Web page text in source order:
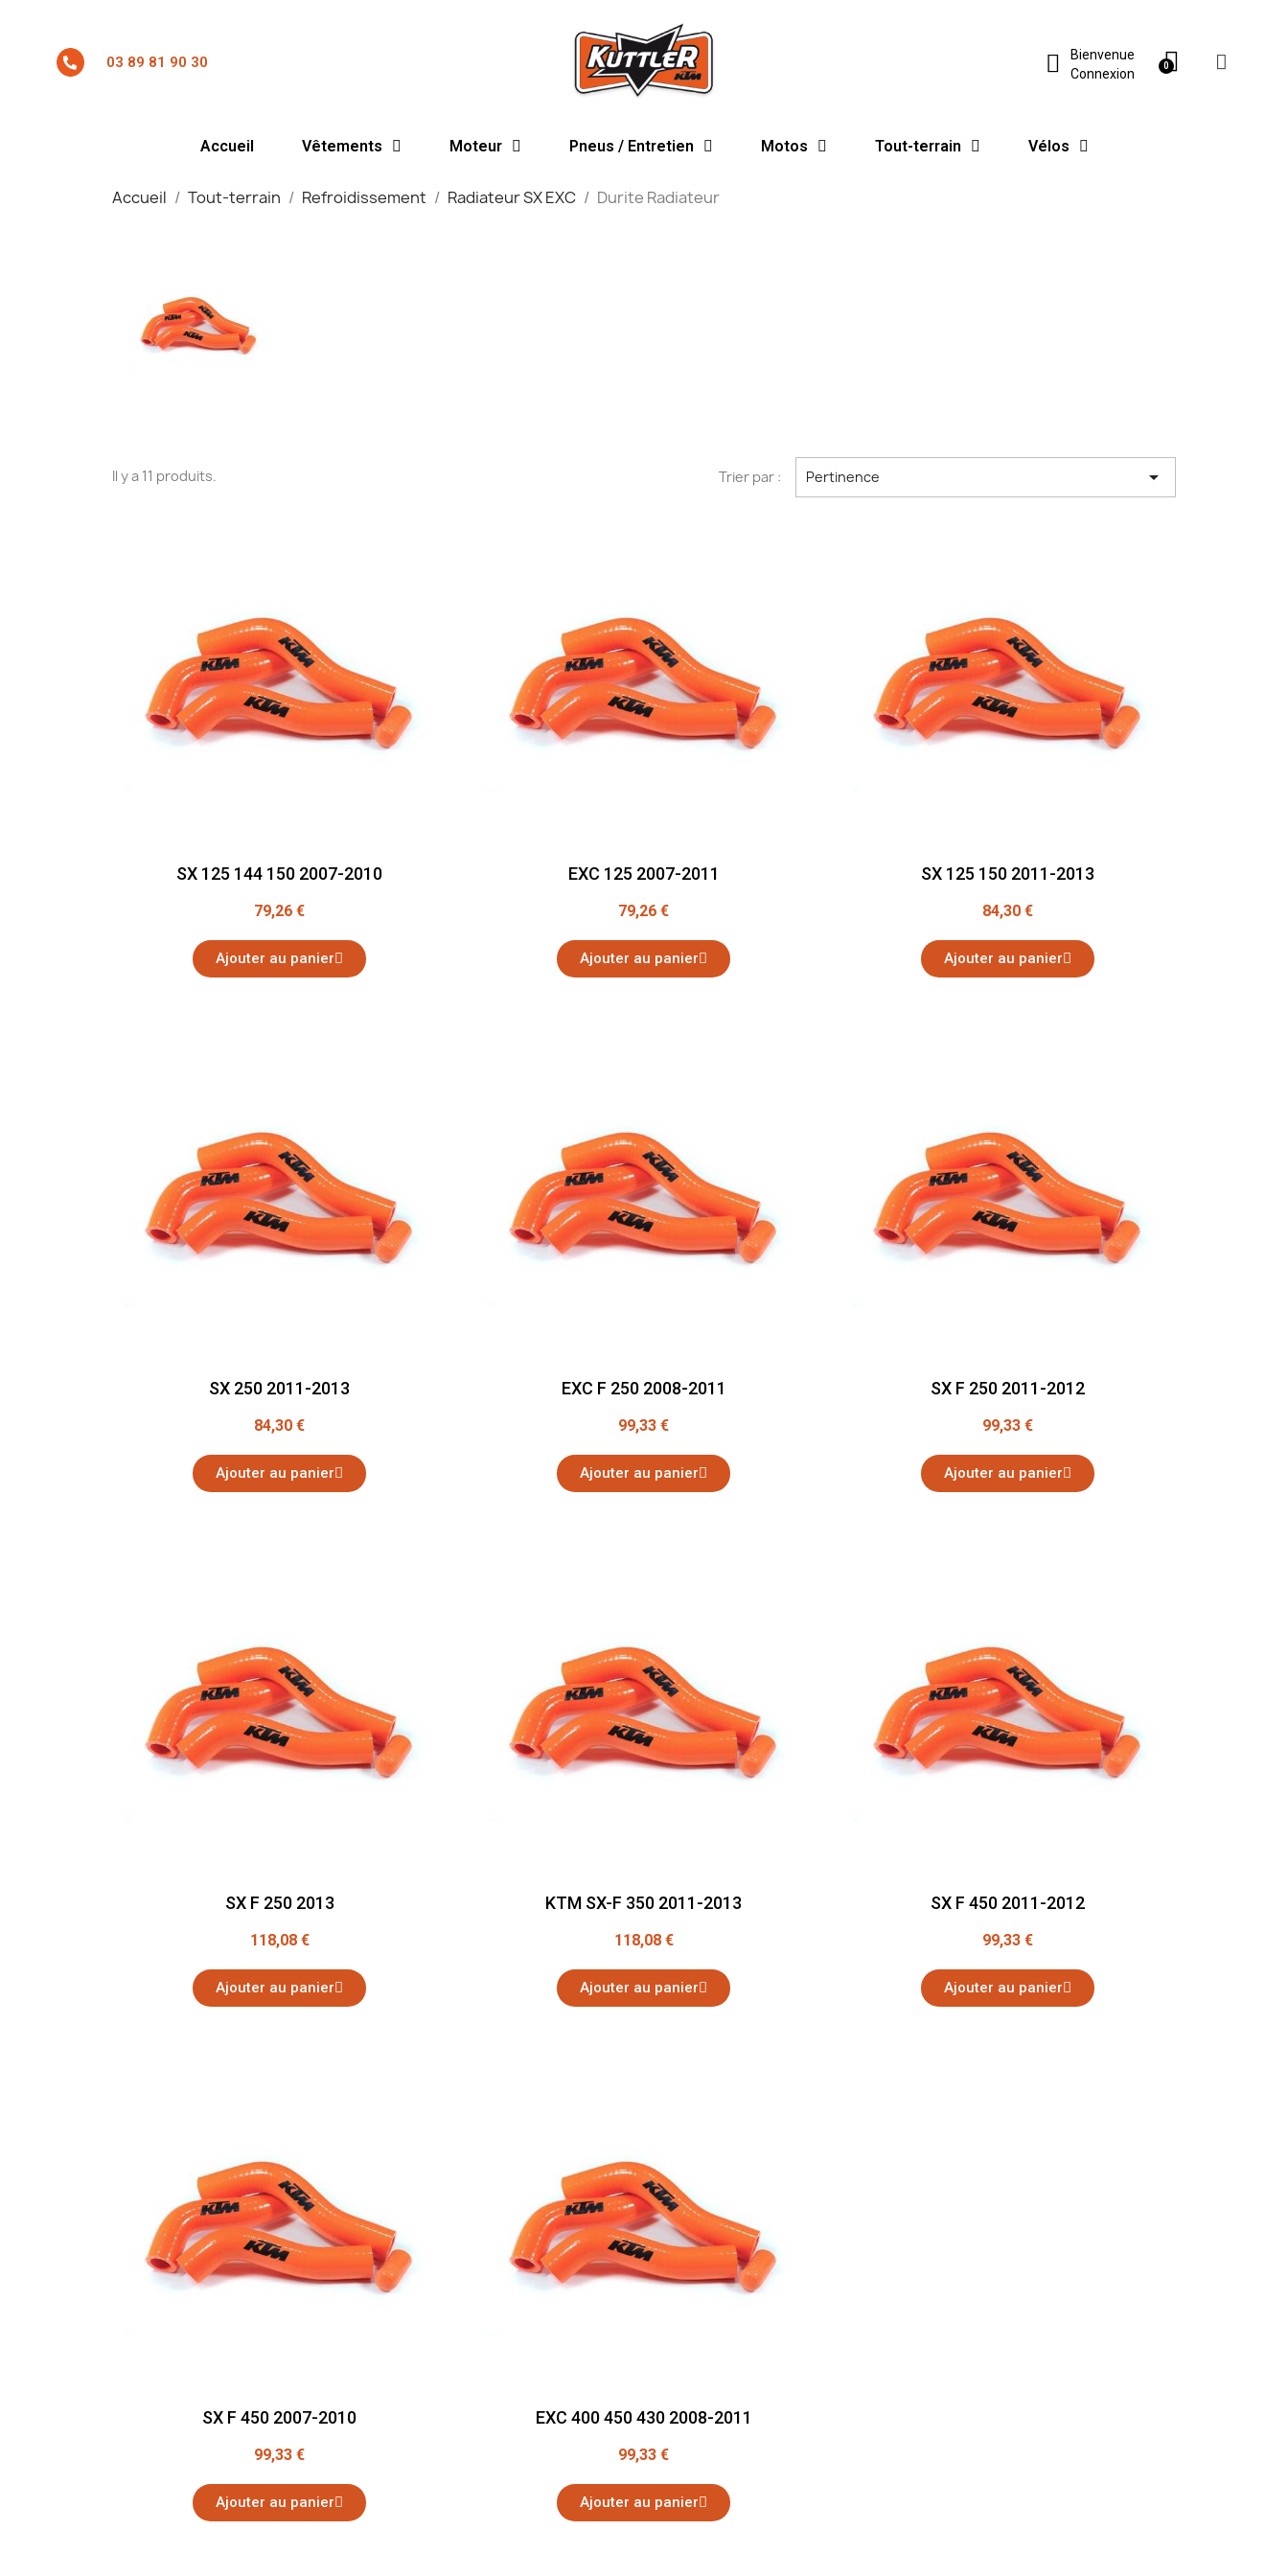
03 89 81 90 30
Bienvenue
Connexion
Accueil Vêtements Moteur Pneus / Entretien Motos Tout-terrain Vélos
Accueil Tout-terrain Refroidissement Radiateur SX EXC Durite Radiateur
Il y a 11 produits. Trier par : Pertinence 
SX 125 144 150 2007-2010
79,26 €
Ajouter au panier
EXC 125 2007-2011
79,26 €
Ajouter au panier
SX 125 150 2011-2013
84,30 €
Ajouter au panier
SX 250 2011-2013
84,30 €
Ajouter au panier
EXC F 250 2008-2011
99,33 €
Ajouter au panier
SX F 250 2011-2012
99,33 €
Ajouter au panier
SX F 250 2013
118,08 €
Ajouter au panier
KTM SX-F 350 2011-2013
118,08 €
Ajouter au panier
SX F 450 2011-2012
99,33 €
Ajouter au panier
SX F 450 2007-2010
99,33 €
Ajouter au panier
EXC 400 450 430 2008-2011
99,33 €
Ajouter au panier